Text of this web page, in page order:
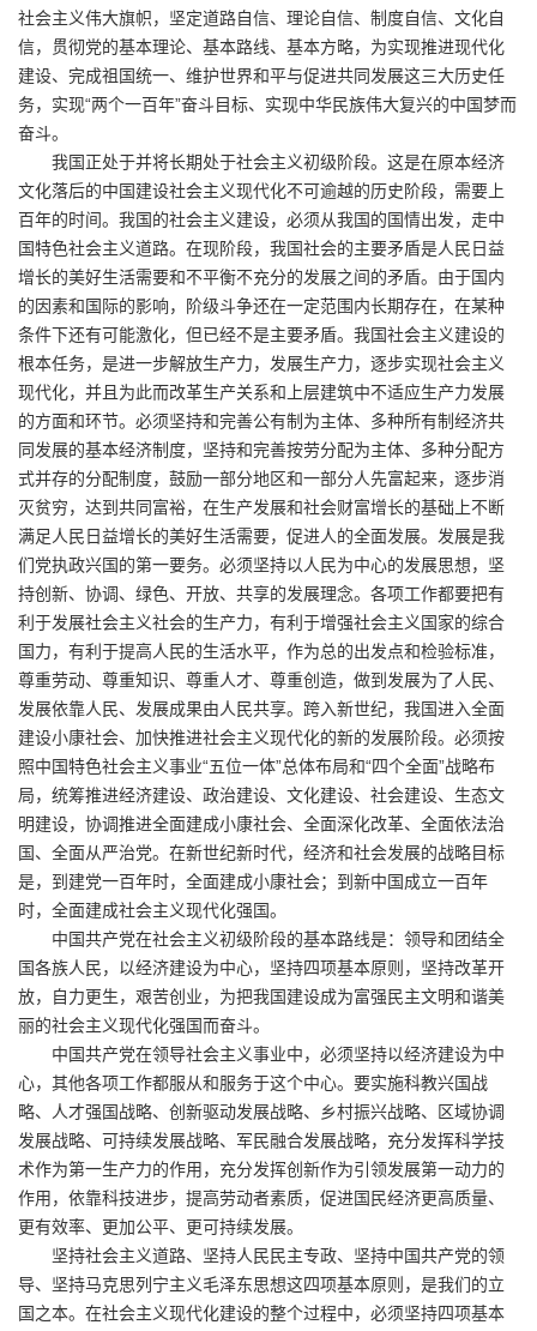
社会主义伟大旗帜，坚定道路自信、理论自信、制度自信、文化自
信，贯彻党的基本理论、基本路线、基本方略，为实现推进现代化
建设、完成祖国统一、维护世界和平与促进共同发展这三大历史任
务，实现“两个一百年”奋斗目标、实现中华民族伟大复兴的中国梦而
奋斗。
我国正处于并将长期处于社会主义初级阶段。这是在原本经济
文化落后的中国建设社会主义现代化不可逾越的历史阶段，需要上
百年的时间。我国的社会主义建设，必须从我国的国情出发，走中
国特色社会主义道路。在现阶段，我国社会的主要矛盾是人民日益
增长的美好生活需要和不平衡不充分的发展之间的矛盾。由于国内
的因素和国际的影响，阶级斗争还在一定范围内长期存在，在某种
条件下还有可能激化，但已经不是主要矛盾。我国社会主义建设的
根本任务，是进一步解放生产力，发展生产力，逐步实现社会主义
现代化，并且为此而改革生产关系和上层建筑中不适应生产力发展
的方面和环节。必须坚持和完善公有制为主体、多种所有制经济共
同发展的基本经济制度，坚持和完善按劳分配为主体、多种分配方
式并存的分配制度，鼓励一部分地区和一部分人先富起来，逐步消
灭贫穷，达到共同富裕，在生产发展和社会财富增长的基础上不断
满足人民日益增长的美好生活需要，促进人的全面发展。发展是我
们党执政兴国的第一要务。必须坚持以人民为中心的发展思想，坚
持创新、协调、绿色、开放、共享的发展理念。各项工作都要把有
利于发展社会主义社会的生产力，有利于增强社会主义国家的综合
国力，有利于提高人民的生活水平，作为总的出发点和检验标准，
尊重劳动、尊重知识、尊重人才、尊重创造，做到发展为了人民、
发展依靠人民、发展成果由人民共享。跨入新世纪，我国进入全面
建设小康社会、加快推进社会主义现代化的新的发展阶段。必须按
照中国特色社会主义事业“五位一体”总体布局和“四个全面”战略布
局，统筹推进经济建设、政治建设、文化建设、社会建设、生态文
明建设，协调推进全面建成小康社会、全面深化改革、全面依法治
国、全面从严治党。在新世纪新时代，经济和社会发展的战略目标
是，到建党一百年时，全面建成小康社会；到新中国成立一百年
时，全面建成社会主义现代化强国。
中国共产党在社会主义初级阶段的基本路线是：领导和团结全
国各族人民，以经济建设为中心，坚持四项基本原则，坚持改革开
放，自力更生，艰苦创业，为把我国建设成为富强民主文明和谐美
丽的社会主义现代化强国而奋斗。
中国共产党在领导社会主义事业中，必须坚持以经济建设为中
心，其他各项工作都服从和服务于这个中心。要实施科教兴国战
略、人才强国战略、创新驱动发展战略、乡村振兴战略、区域协调
发展战略、可持续发展战略、军民融合发展战略，充分发挥科学技
术作为第一生产力的作用，充分发挥创新作为引领发展第一动力的
作用，依靠科技进步，提高劳动者素质，促进国民经济更高质量、
更有效率、更加公平、更可持续发展。
坚持社会主义道路、坚持人民民主专政、坚持中国共产党的领
导、坚持马克思列宁主义毛泽东思想这四项基本原则，是我们的立
国之本。在社会主义现代化建设的整个过程中，必须坚持四项基本